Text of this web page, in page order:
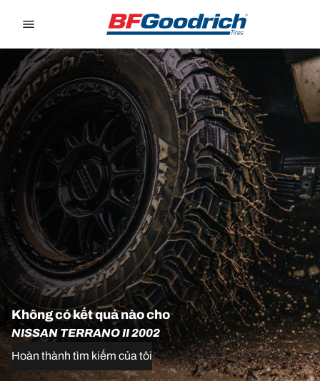
Không có kết quả nào cho
NISSAN TERRANO II 2002
Hoàn thành tìm kiếm của tôi